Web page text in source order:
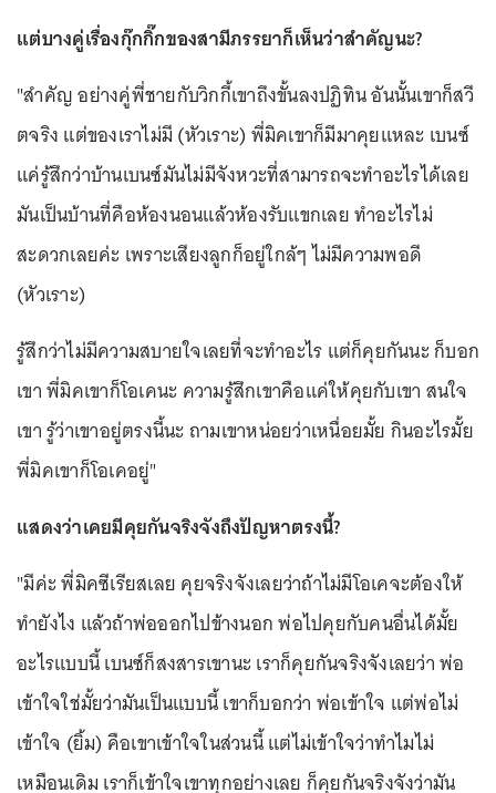
แต่บางคู่เรื่องกุ๊กกิ๊กของสามีภรรยาก็เห็นว่าสำคัญนะ?
"สำคัญ อย่างคู่พี่ชายกับวิกกี้เขาถึงขั้นลงปฏิทิน อันนั้นเขาก็สวี
ตจริง แต่ของเราไม่มี (หัวเราะ) พี่มิคเขาก็มีมาคุยแหละ เบนซ์
แค่รู้สึกว่าบ้านเบนซ์มันไม่มีจังหวะที่สามารถจะทำอะไรได้เลย
มันเป็นบ้านที่คือห้องนอนแล้วห้องรับแขกเลย ทำอะไรไม่
สะดวกเลยค่ะ เพราะเสียงลูกก็อยู่ใกล้ๆ ไม่มีความพอดี
(หัวเราะ)
รู้สึกว่าไม่มีความสบายใจเลยที่จะทำอะไร แต่ก็คุยกันนะ ก็บอก
เขา พี่มิคเขาก็โอเคนะ ความรู้สึกเขาคือแค่ให้คุยกับเขา สนใจ
เขา รู้ว่าเขาอยู่ตรงนี้นะ ถามเขาหน่อยว่าเหนื่อยมั้ย กินอะไรมั้ย
พี่มิคเขาก็โอเคอยู่"
แสดงว่าเคยมีคุยกันจริงจังถึงปัญหาตรงนี้?
"มีค่ะ พี่มิคซีเรียสเลย คุยจริงจังเลยว่าถ้าไม่มีโอเคจะต้องให้
ทำยังไง แล้วถ้าพ่อออกไปข้างนอก พ่อไปคุยกับคนอื่นได้มั้ย
อะไรแบบนี้ เบนซ์ก็สงสารเขานะ เราก็คุยกันจริงจังเลยว่า พ่อ
เข้าใจใช่มั้ยว่ามันเป็นแบบนี้ เขาก็บอกว่า พ่อเข้าใจ แต่พ่อไม่
เข้าใจ (ยิ้ม) คือเขาเข้าใจในส่วนนี้ แต่ไม่เข้าใจว่าทำไมไม่
เหมือนเดิม เราก็เข้าใจเขาทุกอย่างเลย ก็คุยกันจริงจังว่ามัน